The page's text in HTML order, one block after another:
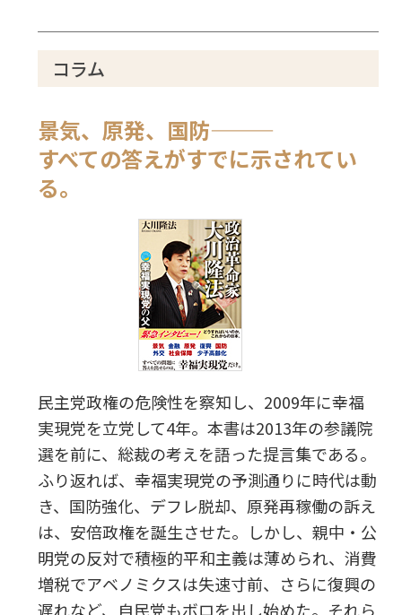
コラム
景気、原発、国防―――
すべての答えがすでに示されてい
る。
民主党政権の危険性を察知し、2009年に幸福
実現党を立党して4年。本書は2013年の参議院
選を前に、総裁の考えを語った提言集である。
ふり返れば、幸福実現党の予測通りに時代は動
き、国防強化、デフレ脱却、原発再稼働の訴え
は、安倍政権を誕生させた。しかし、親中・公
明党の反対で積極的平和主義は薄められ、消費
増税でアベノミクスは失速寸前、さらに復興の
遅れなど、自民党もボロを出し始めた。それら